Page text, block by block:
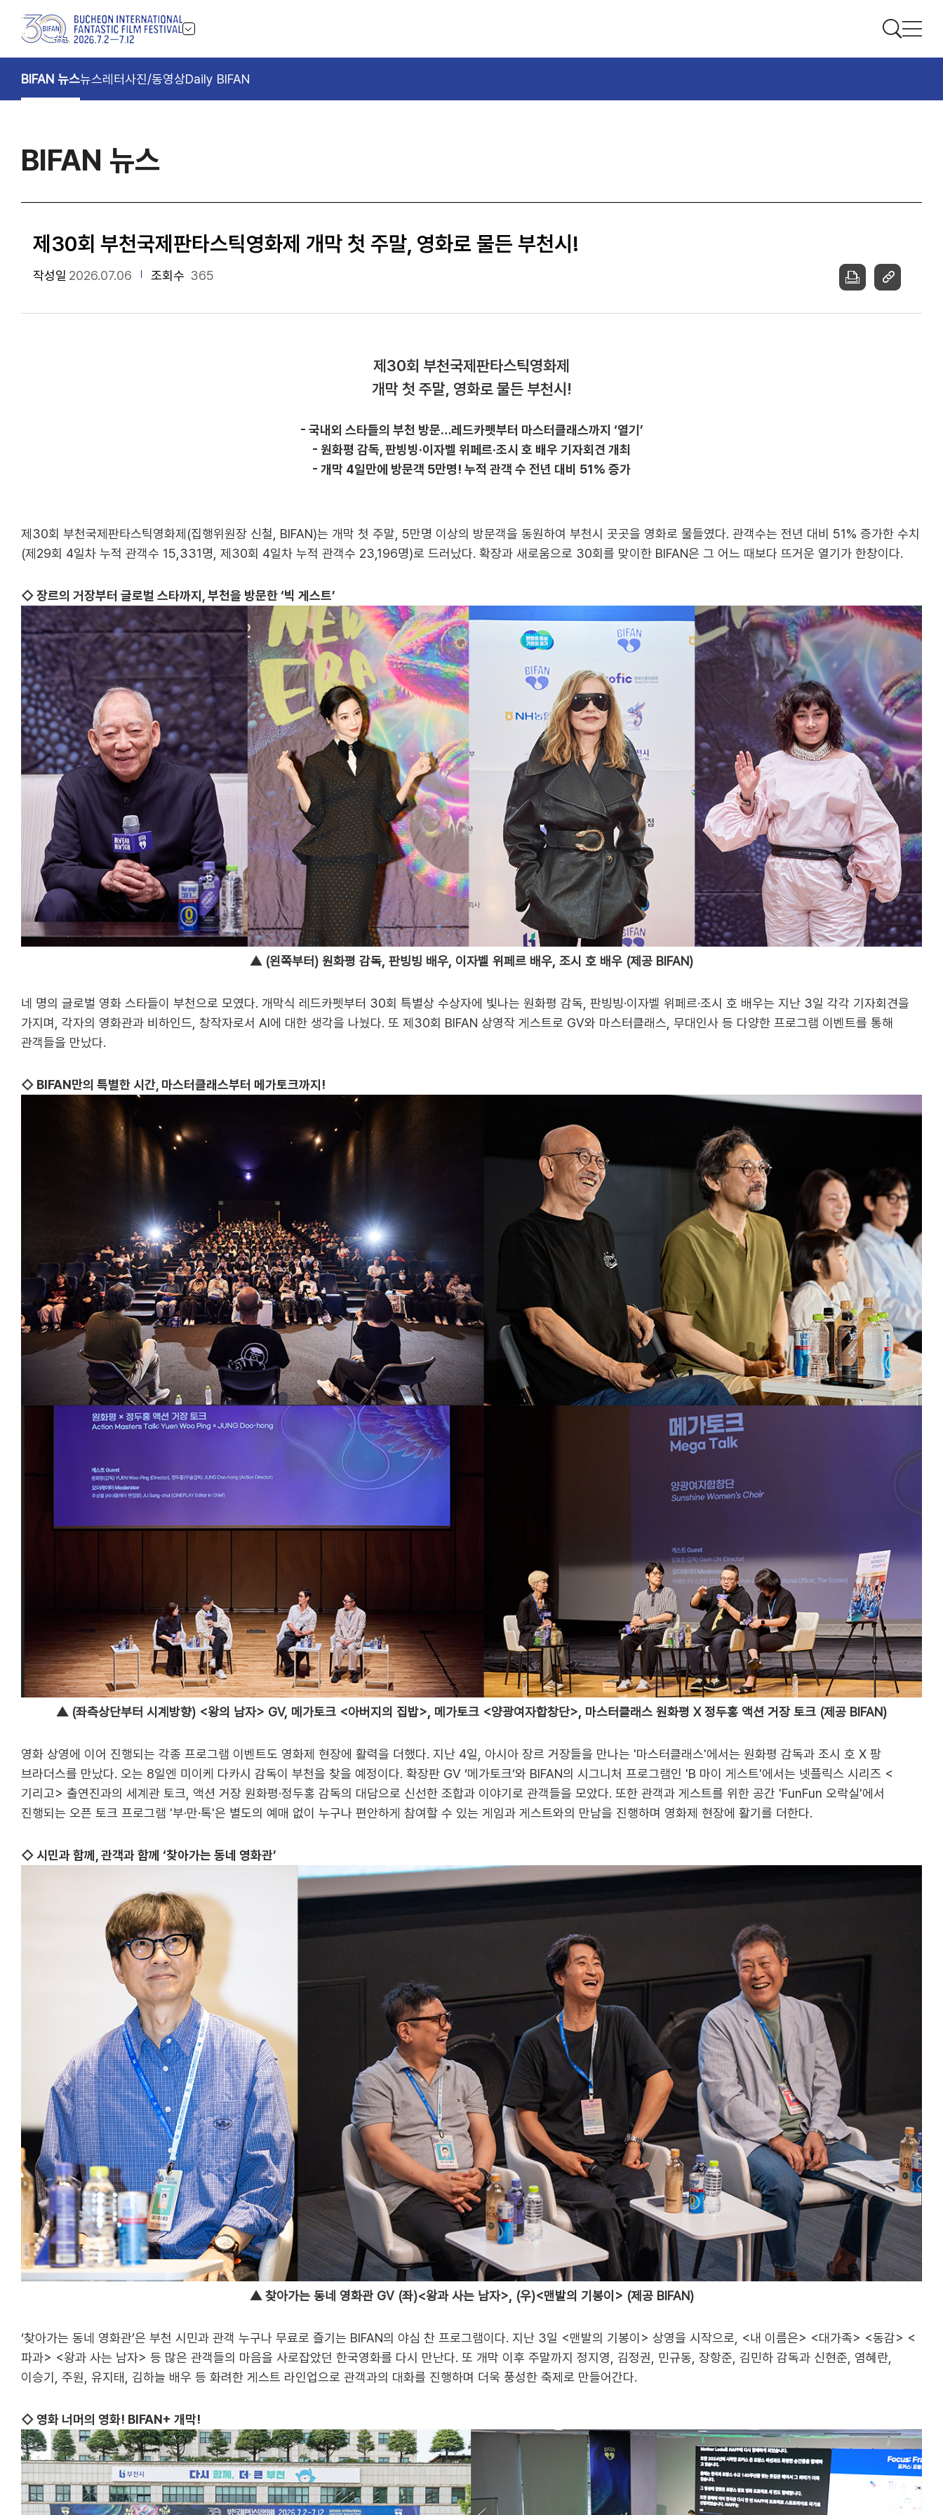
BIFAN 뉴스뉴스레터사진/동영상Daily BIFAN
BIFAN 뉴스
제30회 부천국제판타스틱영화제 개막 첫 주말, 영화로 물든 부천시!
작성일 2026.07.06 조회수 365
제30회 부천국제판타스틱영화제
개막 첫 주말, 영화로 물든 부천시!
- 국내외 스타들의 부천 방문…레드카펫부터 마스터클래스까지 ‘열기’
- 원화평 감독, 판빙빙·이자벨 위페르·조시 호 배우 기자회견 개최
- 개막 4일만에 방문객 5만명! 누적 관객 수 전년 대비 51% 증가
제30회 부천국제판타스틱영화제(집행위원장 신철, BIFAN)는 개막 첫 주말, 5만명 이상의 방문객을 동원하여 부천시 곳곳을 영화로 물들였다. 관객수는 전년 대비 51% 증가한 수치
(제29회 4일차 누적 관객수 15,331명, 제30회 4일차 누적 관객수 23,196명)로 드러났다. 확장과 새로움으로 30회를 맞이한 BIFAN은 그 어느 때보다 뜨거운 열기가 한창이다.
◇ 장르의 거장부터 글로벌 스타까지, 부천을 방문한 ‘빅 게스트’
▲ (왼쪽부터) 원화평 감독, 판빙빙 배우, 이자벨 위페르 배우, 조시 호 배우 (제공 BIFAN)
네 명의 글로벌 영화 스타들이 부천으로 모였다. 개막식 레드카펫부터 30회 특별상 수상자에 빛나는 원화평 감독, 판빙빙·이자벨 위페르·조시 호 배우는 지난 3일 각각 기자회견을
가지며, 각자의 영화관과 비하인드, 창작자로서 AI에 대한 생각을 나눴다. 또 제30회 BIFAN 상영작 게스트로 GV와 마스터클래스, 무대인사 등 다양한 프로그램 이벤트를 통해
관객들을 만났다.
◇ BIFAN만의 특별한 시간, 마스터클래스부터 메가토크까지!
▲ (좌측상단부터 시계방향) <왕의 남자> GV, 메가토크 <아버지의 집밥>, 메가토크 <양광여자합창단>, 마스터클래스 원화평 X 정두홍 액션 거장 토크 (제공 BIFAN)
영화 상영에 이어 진행되는 각종 프로그램 이벤트도 영화제 현장에 활력을 더했다. 지난 4일, 아시아 장르 거장들을 만나는 '마스터클래스'에서는 원화평 감독과 조시 호 X 팡
브라더스를 만났다. 오는 8일엔 미이케 다카시 감독이 부천을 찾을 예정이다. 확장판 GV ‘메가토크’와 BIFAN의 시그니처 프로그램인 'B 마이 게스트'에서는 넷플릭스 시리즈 <
기리고> 출연진과의 세계관 토크, 액션 거장 원화평·정두홍 감독의 대담으로 신선한 조합과 이야기로 관객들을 모았다. 또한 관객과 게스트를 위한 공간 'FunFun 오락실'에서
진행되는 오픈 토크 프로그램 '부·만·톡'은 별도의 예매 없이 누구나 편안하게 참여할 수 있는 게임과 게스트와의 만남을 진행하며 영화제 현장에 활기를 더한다.
◇ 시민과 함께, 관객과 함께 ‘찾아가는 동네 영화관’
▲ 찾아가는 동네 영화관 GV (좌)<왕과 사는 남자>, (우)<맨발의 기봉이> (제공 BIFAN)
‘찾아가는 동네 영화관’은 부천 시민과 관객 누구나 무료로 즐기는 BIFAN의 야심 찬 프로그램이다. 지난 3일 <맨발의 기봉이> 상영을 시작으로, <내 이름은> <대가족> <동감> <
파과> <왕과 사는 남자> 등 많은 관객들의 마음을 사로잡았던 한국영화를 다시 만난다. 또 개막 이후 주말까지 정지영, 김정권, 민규동, 장항준, 김민하 감독과 신현준, 염혜란,
이승기, 주원, 유지태, 김하늘 배우 등 화려한 게스트 라인업으로 관객과의 대화를 진행하며 더욱 풍성한 축제로 만들어간다.
◇ 영화 너머의 영화! BIFAN+ 개막!